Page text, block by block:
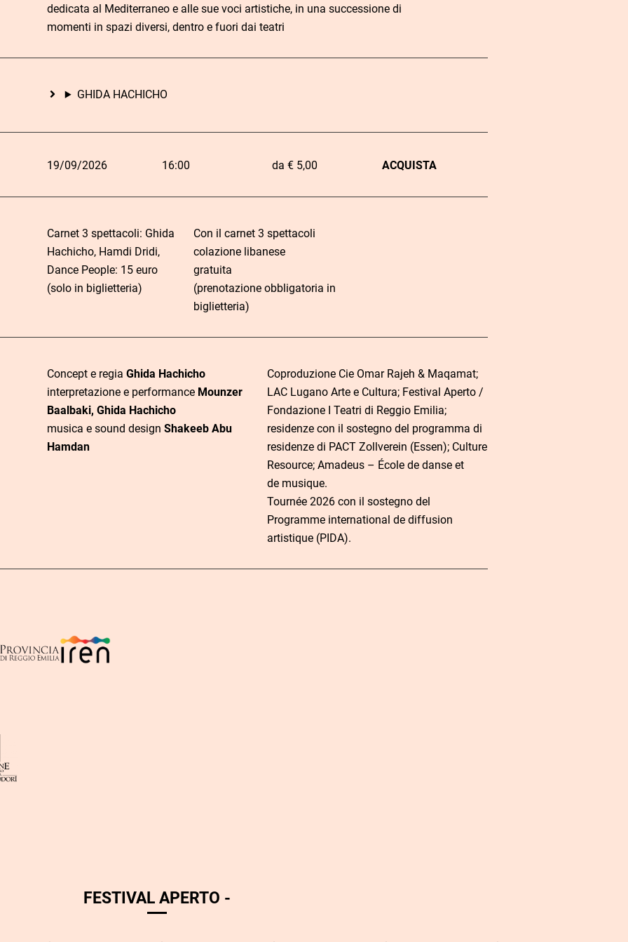
dedicata al Mediterraneo e alle sue voci artistiche, in una successione di
momenti in spazi diversi, dentro e fuori dai teatri
GHIDA HACHICHO
D
O
a
C
o
t
L
k
d
i
u
i
s
19/09/2026 16:00 da € 5,00 ACQUISTA
Carnet 3 spettacoli: Ghida
Hachicho, Hamdi Dridi,
Dance People: 15 euro
(solo in biglietteria)
Con il carnet 3 spettacoli
colazione libanese
gratuita
(prenotazione obbligatoria in
biglietteria)
Concept e regia Ghida Hachicho
interpretazione e performance Mounzer
Baalbaki, Ghida Hachicho
musica e sound design Shakeeb Abu
Hamdan
Coproduzione Cie Omar Rajeh & Maqamat;
LAC Lugano Arte e Cultura; Festival Aperto /
Fondazione I Teatri di Reggio Emilia;
residenze con il sostegno del programma di
residenze di PACT Zollverein (Essen); Culture
Resource; Amadeus – École de danse et
de musique.
Tournée 2026 con il sostegno del
Programme international de diffusion
artistique (PIDA).
FESTIVAL APERTO -